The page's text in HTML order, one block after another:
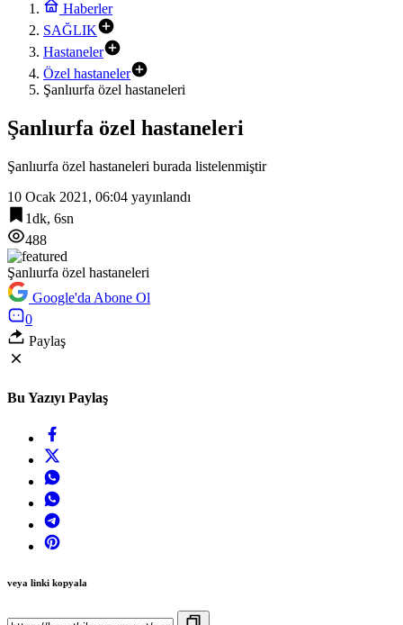
Haberler
SAĞLIK
Hastaneler
Özel hastaneler
Şanlıurfa özel hastaneleri
Şanlıurfa özel hastaneleri
Şanlıurfa özel hastaneleri burada listelenmiştir
10 Ocak 2021, 06:04 yayınlandı
1dk, 6sn
488
Şanlıurfa özel hastaneleri
Google'da Abone Ol
0
Paylaş
Bu Yazıyı Paylaş
veya linki kopyala